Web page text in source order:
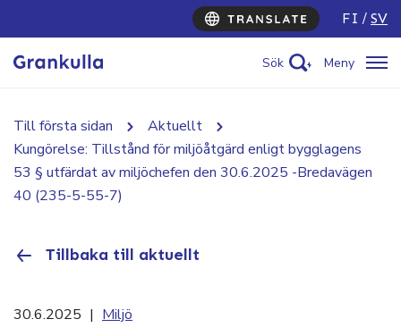
FI SV
Sök Meny
Till första sidan
Aktuellt
Kungörelse: Tillstånd för miljöåtgärd enligt bygglagens
53 § utfärdat av miljöchefen den 30.6.2025 -Bredavägen
40 (235-5-55-7)
Tillbaka till aktuellt
30.6.2025 | Miljö